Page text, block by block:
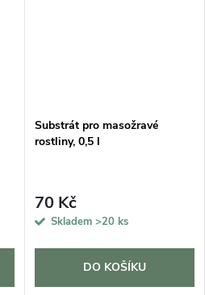
Substrát pro masožravé
rostliny, 0,5 l
70 Kč
Skladem >20 ks
DO KOŠÍKU